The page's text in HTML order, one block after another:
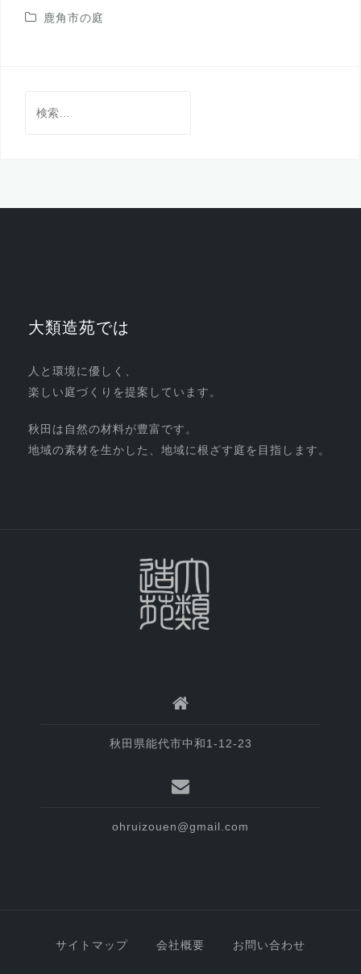
鹿角市の庭
索:
大類造苑では
人と環境に優しく、
楽しい庭づくりを提案しています。
秋田は自然の材料が豊富です。
地域の素材を生かした、地域に根ざす庭を目指します。
秋田県能代市中和1-12-23
ohruizouen@gmail.com
サイトマップ 会社概要 お問い合わせ